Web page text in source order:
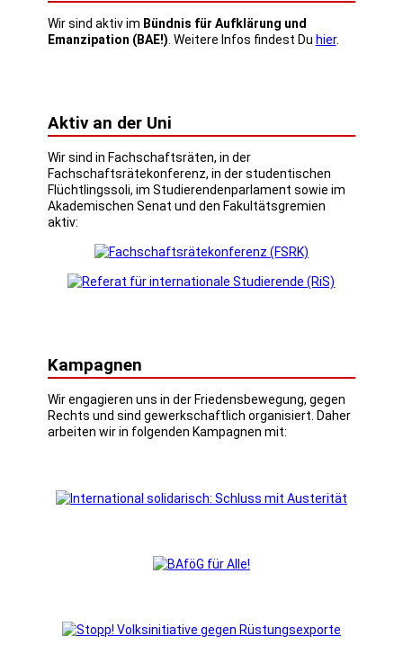
Wir sind aktiv im Bündnis für Aufklärung und
Emanzipation (BAE!) . Weitere Infos findest Du hier.
Aktiv an der Uni
Wir sind in Fachschaftsräten, in der
Fachschaftsrätekonferenz, in der studentischen
Flüchtlingssoli, im Studierendenparlament sowie im
Akademischen Senat und den Fakultätsgremien
aktiv:
Kampagnen
Wir engagieren uns in der Friedensbewegung, gegen
Rechts und sind gewerkschaftlich organisiert. Daher
arbeiten wir in folgenden Kampagnen mit: